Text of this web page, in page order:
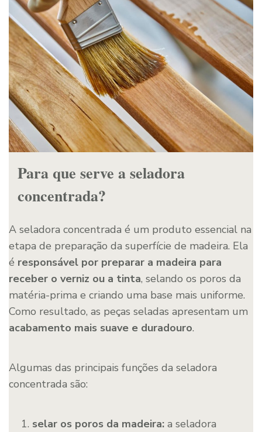
Para que serve a seladora
concentrada?
A seladora concentrada é um produto essencial na
etapa de preparação da superfície de madeira. Ela
é responsável por preparar a madeira para
receber o verniz ou a tinta, selando os poros da
matéria-prima e criando uma base mais uniforme.
Como resultado, as peças seladas apresentam um
acabamento mais suave e duradouro.
Algumas das principais funções da seladora
concentrada são:
selar os poros da madeira: a seladora